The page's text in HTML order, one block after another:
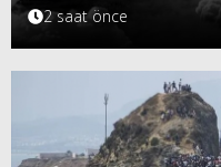
2 saat önce